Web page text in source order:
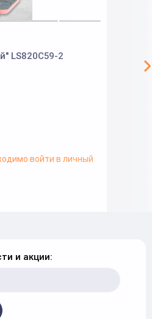
LS820C59-2
войти в личный
и акции: